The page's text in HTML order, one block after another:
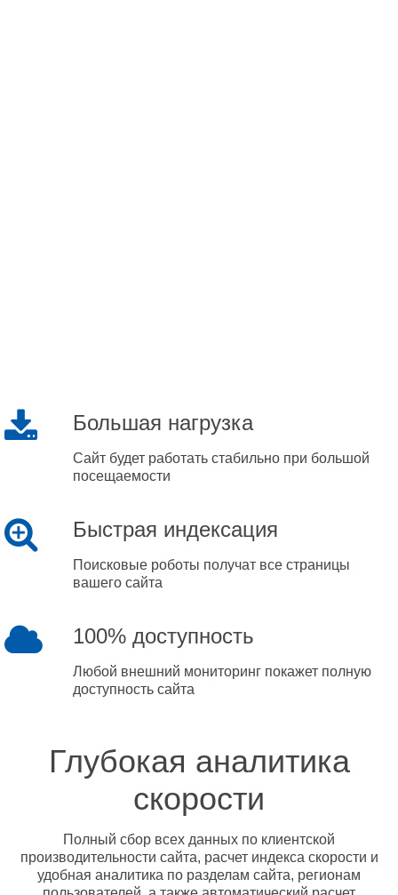
Большая нагрузка
Сайт будет работать стабильно при большой
посещаемости
Быстрая индексация
Поисковые роботы получат все страницы
вашего сайта
100% доступность
Любой внешний мониторинг покажет полную
доступность сайта
Глубокая аналитика
скорости
Полный сбор всех данных по клиентской
производительности сайта, расчет индекса скорости и
удобная аналитика по разделам сайта, регионам